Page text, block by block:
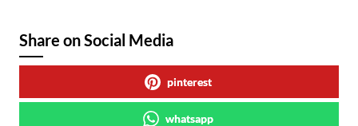
Share on Social Media
pinterest
whatsapp